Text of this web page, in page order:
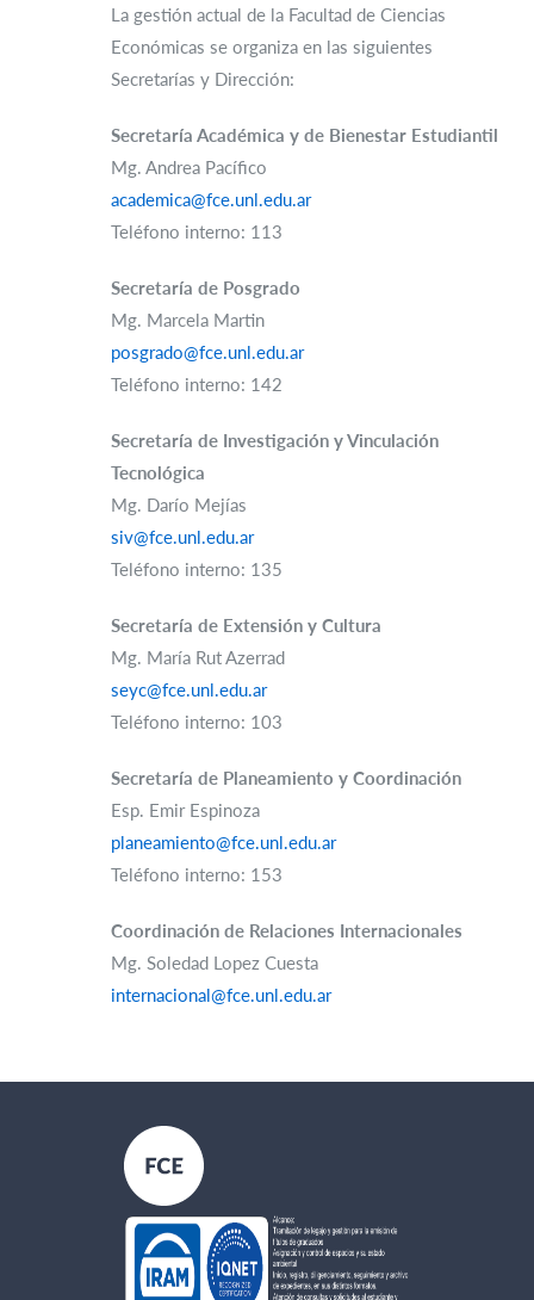
La gestión actual de la Facultad de Ciencias
Económicas se organiza en las siguientes
Secretarías y Dirección:
Secretaría Académica y de Bienestar Estudiantil
Mg. Andrea Pacífico
academica@fce.unl.edu.ar
Teléfono interno: 113
Secretaría de Posgrado
Mg. Marcela Martin
posgrado@fce.unl.edu.ar
Teléfono interno: 142
Secretaría de Investigación y Vinculación
Tecnológica
Mg. Darío Mejías
siv@fce.unl.edu.ar
Teléfono interno: 135
Secretaría de Extensión y Cultura
Mg. María Rut Azerrad
seyc@fce.unl.edu.ar
Teléfono interno: 103
Secretaría de Planeamiento y Coordinación
Esp. Emir Espinoza
planeamiento@fce.unl.edu.ar
Teléfono interno: 153
Coordinación de Relaciones Internacionales
Mg. Soledad Lopez Cuesta
internacional@fce.unl.edu.ar